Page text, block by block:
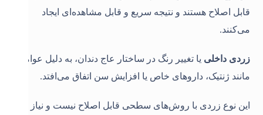
قابل اصلاح هستند و نتیجه سریع و قابل مشاهده‌ای ایجاد
می‌کنند.
زردی داخلی یا تغییر رنگ در ساختار عاج دندان، به دلیل عواملی
مانند ژنتیک، داروهای خاص یا افزایش سن اتفاق می‌افتد.
این نوع زردی با روش‌های سطحی قابل اصلاح نیست و نیاز به